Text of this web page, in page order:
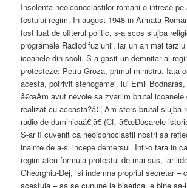
Insolenta neoiconoclastilor romani o intrece
fostului regim. In august 1948 in Armata
fost luat de ofiterul politic, s-a scos slujba
programele Radiodifuziunii, iar un an mai
icoanele din scoli. S-a gasit un demnitar al
protesteze: Petru Groza, primul ministru. Iata
acesta, potrivit stenogamei, lui Emil
â€œAm avut nevoie sa zvarlim brutal icoanele
realizat cu aceasta?â€¦ Am sters brutal slujba
radio de duminicaâ€¦â€ (Cf. â€œDosarele
S-ar fi cuvenit ca neoiconoclastii nostri sa
inainte de a-si incepe demersul. Intr-o tara in
regim ateu formula protestul de mai sus, iar
Gheorghiu-Dej, isi indemna propriul secretar –
acestuia – sa se cunune la biserica, e bine